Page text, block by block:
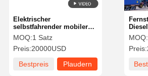
Elektrischer
selbstfahrender mobiler
Gummi-Reifen-Gantry-
Kran mit 16T Kapazität, 8M
Span und Fernbedienung
MOQ:1 Satz
Preis:20000USD
Bestpreis
Plaudern
50
das
MOQ:
Preis: